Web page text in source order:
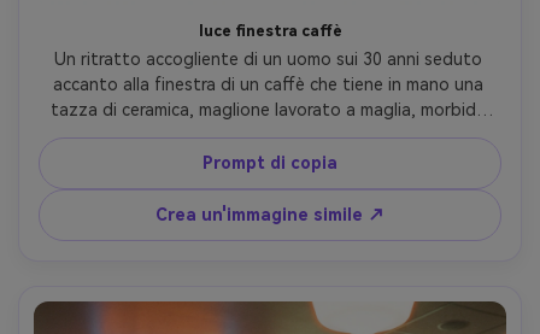
luce finestra caffè
Un ritratto accogliente di un uomo sui 30 anni seduto
accanto alla finestra di un caffè che tiene in mano una
tazza di ceramica, maglione lavorato a maglia, morbida
luce della finestra sul viso, toni attenuati, grano di
pellicola fine, sottili macchie di polvere, vignetta delicata,
scattato su Contax T2, obiettivo da 38 mm, profondità
di campo bassa con bokeh cremoso, espressione rilassata
intima, texture realistica della pelle e del tessuto, vibe
Prompt di copia
Crea un'immagine simile ↗